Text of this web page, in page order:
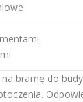
na bramę do